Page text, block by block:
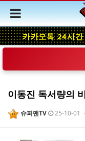
카카오톡 24시
이동진 독서량의
슈퍼맨TV 25-10-01